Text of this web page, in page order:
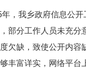
（区分处理的，只
计这一情形，不计
其他情形）
年，我乡政府信息公
部分工作人员未充分
欠缺，致使公开内容
丰富详实，网络平台